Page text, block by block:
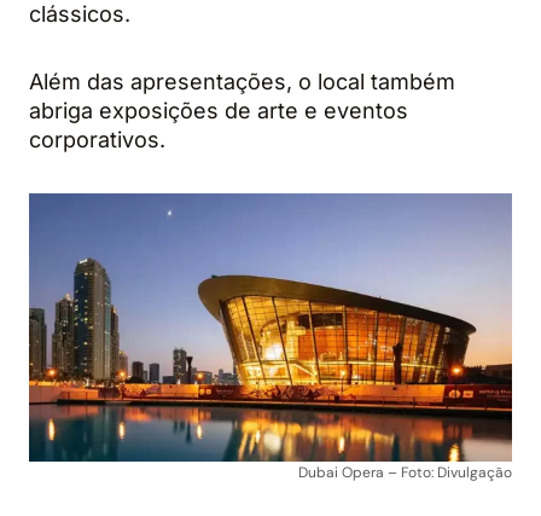
clássicos.
Além das apresentações, o local também
abriga exposições de arte e eventos
corporativos.
Dubai Opera – Foto: Divulgação